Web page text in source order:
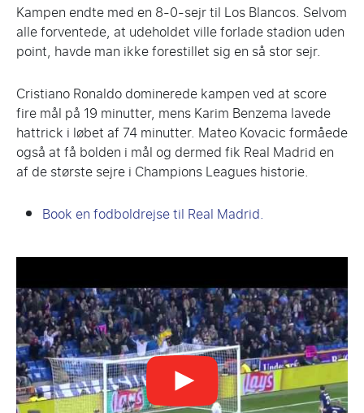
Kampen endte med en 8-0-sejr til Los Blancos. Selvom
alle forventede, at udeholdet ville forlade stadion uden
point, havde man ikke forestillet sig en så stor sejr.
Cristiano Ronaldo dominerede kampen ved at score
fire mål på 19 minutter, mens Karim Benzema lavede
hattrick i løbet af 74 minutter. Mateo Kovacic formåede
også at få bolden i mål og dermed fik Real Madrid en ​​
af de største sejre i Champions Leagues historie.
Book en fodboldrejse til Real Madrid.